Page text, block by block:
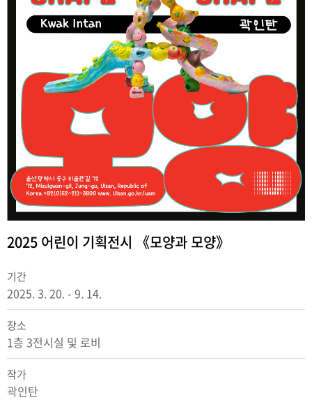
2025 어린이 기획전시 《모양과 모양》
기간
2025. 3. 20. - 9. 14.
장소
1층 3전시실 및 로비
작가
곽인탄